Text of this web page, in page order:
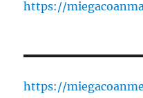
https://
https://